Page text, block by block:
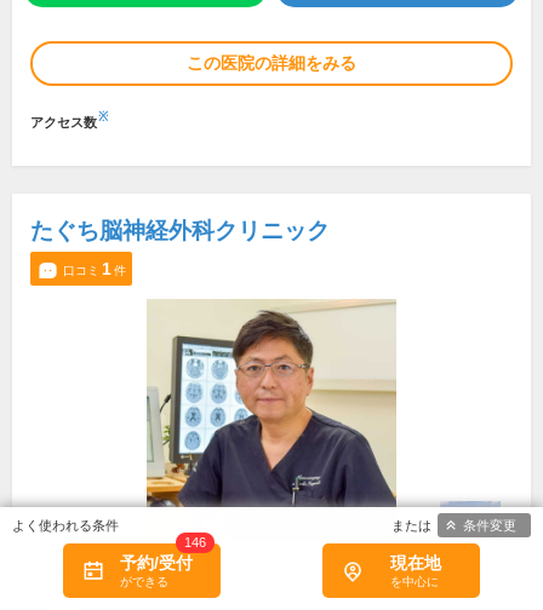
この医院の詳細をみる
アクセス数※
たぐち脳神経外科クリニック
口コミ 1件
所在地・電話番号
予約/受付
146
現在地
条件変更